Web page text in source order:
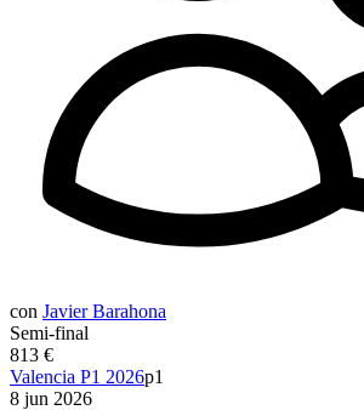
con Javier Barahona
Semi-final
813 €
Valencia P1 2026p1
8 jun 2026